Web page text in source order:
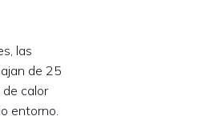
las
de 25
calor
entorno.